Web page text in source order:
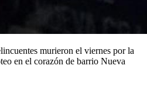
murieron el viernes por la
en el corazón de barrio Nueva